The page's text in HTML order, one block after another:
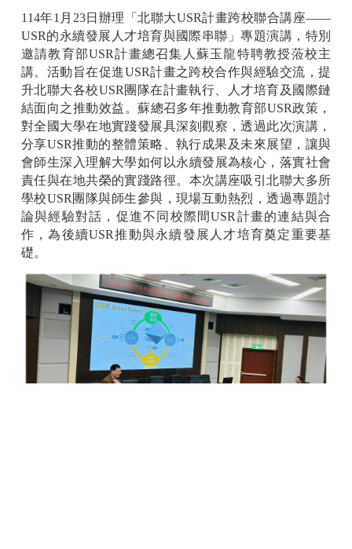
114年1月23日辦理「北聯大USR計畫跨校聯合講座——
USR的永續發展人才培育與國際串聯」專題演講，特別
邀請教育部USR計畫總召集人蘇玉龍特聘教授蒞校主
講。活動旨在促進USR計畫之跨校合作與經驗交流，提
升北聯大各校USR團隊在計畫執行、人才培育及國際鏈
結面向之推動效益。蘇總召多年推動教育部USR政策，
對全國大學在地實踐發展具深刻觀察，透過此次演講，
分享USR推動的整體策略、執行成果及未來展望，讓與
會師生深入理解大學如何以永續發展為核心，落實社會
責任與在地共榮的實踐路徑。本次講座吸引北聯大多所
學校USR團隊與師生參與，現場互動熱烈，透過專題討
論與經驗對話，促進不同校際間USR計畫的連結與合
作，為後續USR推動與永續發展人才培育奠定重要基
礎。